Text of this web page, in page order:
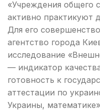
«Учреждения общего
активно практикуют
Для его
агентство города
исследование
— индикатор
готовность к
аттестации по
Украины,